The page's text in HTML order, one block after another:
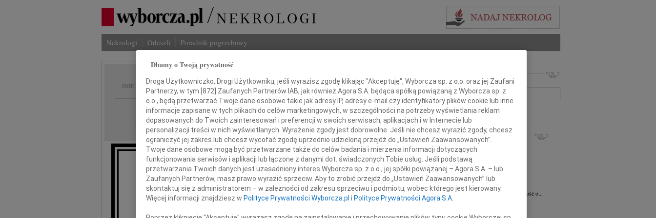
Nekrologi Odeszli Poradnik pogrzebowy
IMIĘ I NAZWISKO: Małgorzata Łuszkiewicz
REGION: Radom
DATA EMISJI: 07.11.2015
Odeszła zbyt szybko
Imię i nazwisko lub numer ogłoszenia:
+ szukanie zaawansowane
INNE NEKROLOGI
06.08.2026Radom
Annie Ciskowskiej wyrazy najgłębszego...
Zdzisław Maszkiewicz
Z ogromnym smutkiem i żalem przyjąłem...
Danuta Grabowska
07.07.2026
Z ogromnym smutkiem przyjęliśmy wiadomość o...
26.05.2026
Panu Dariuszowi Piątkowi Dyrektorowi...
Dbamy o Twoją prywatność
Droga Użytkowniczko, Drogi Użytkowniku, jeśli wyrazisz zgodę klikając "Akceptuję", Wyborcza sp. z o.o. oraz jej Zaufani
Partnerzy, w tym [872] Zaufanych Partnerów IAB, jak również Agora S.A. będąca spółką powiązaną z Wyborcza sp. z
o.o., będą przetwarzać Twoje dane osobowe takie jak adresy IP, adresy e-mail czy identyfikatory plików cookie lub inne
informacje zapisane w tych plikach do celów marketingowych, w szczególności na potrzeby wyświetlania reklam
dopasowanych do Twoich zainteresowań i preferencji w swoich serwisach, aplikacjach i w Internecie lub
personalizacji treści w nich wyświetlanych. Wyrażenie zgody jest dobrowolne. Jeśli nie chcesz wyrazić zgody, chcesz
ograniczyć jej zakres lub chcesz wycofać zgodę uprzednio udzieloną przejdź do „Ustawień Zaawansowanych”.
Twoje dane osobowe mogą być przetwarzane także do celów badania i mierzenia informacji dotyczących
funkcjonowania serwisów i aplikacji lub łączone z danymi dot. świadczonych Tobie usług. Jeśli podstawą
przetwarzania Twoich danych jest uzasadniony interes Wyborcza sp. z o.o., jej spółki powiązanej – Agora S.A. – lub
Zaufanych Partnerów, masz prawo wyrazić sprzeciw. Aby to zrobić przejdź do „Ustawień Zaawansowanych” lub
skontaktuj się z administratorem – w zależności od zakresu sprzeciwu i podmiotu, wobec którego jest kierowany.
Więcej informacji znajdziesz w Polityce Prywatności Wyborcza.pl i Polityce Prywatności Agora S.A.